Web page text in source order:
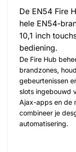
De EN54 Fire
hele EN54-
10,1 inch
bediening.
De Fire Hub
brandzones,
gebeurtenissen
slots ingebouwd
Ajax-apps en de
combineer je
automatisering.